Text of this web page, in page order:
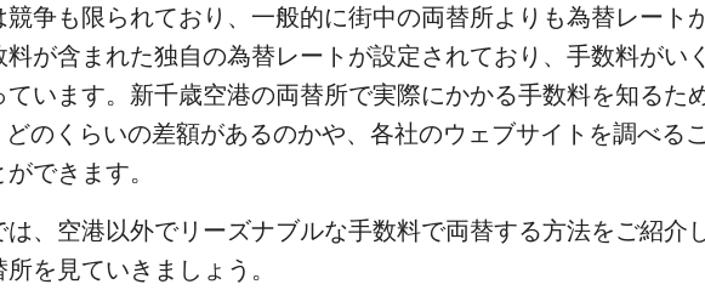
競争も限られており、一般的に街中の両替所よりも為替レート
料が含まれた独自の為替レートが設定されており、手数料がい
ています。新千歳空港の両替所で実際にかかる手数料を知るた
どのくらいの差額があるのかや、各社のウェブサイトを調べる
できます。
、空港以外でリーズナブルな手数料で両替する方法をご紹介
を見ていきましょう。